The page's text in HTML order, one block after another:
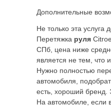
Дополнительные
Не только эта услуга
Перетяжка руля
СПб, цена ниже
является не тем, что
Нужно полностью
автомобиля,
есть, хороший бренд.
На автомобиле, если